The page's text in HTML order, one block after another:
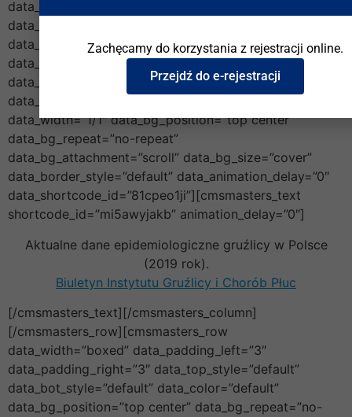
data_padding_bottom_tablet=”0″
data_padding_top_mobile_h=”0″
data_padding_bottom_mobile_h=”0″
data_padding_top_mobile_v=”0″
data_padding_bottom_mobile_v=”0″
data_shortcode_id=”cbw29y0hej”][cmsmasters_column
data_width=”1/1″ data_bg_position=”top center”
data_bg_repeat=”no-repeat”
data_bg_attachment=”scroll” data_bg_size=”cover”
data_border_style=”default” data_animation_delay=”0″
data_shortcode_id=”81cpeo1ji”][cmsmasters_text
shortcode_id=”mi5awyjakb” animation_delay=”0″]
Aktualne dane epidemiologiczne gruźlicy w Polsce
(2019 rok).
Biuletyn Instytutu Gruźlicy i Chorób Płuc
[/cmsmasters_text][/cmsmasters_column]
[/cmsmasters_row][cmsmasters_row
data_width=”boxed” data_padding_left=”3″
data_padding_right=”3″ data_top_style=”default”
data_bot_style=”default” data_color=”default”
data_bg_position=”top center” data_bg_repeat=”no-
Zachęcamy do korzystania z rejestracji online.
Przejdź do e-rejestracji